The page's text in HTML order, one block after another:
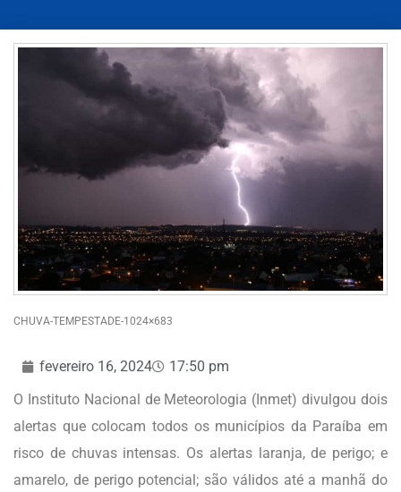
CHUVA-TEMPESTADE-1024×683
fevereiro 16, 2024
17:50 pm
O Instituto Nacional de Meteorologia (Inmet) divulgou dois
alertas que colocam todos os municípios da Paraíba em
risco de chuvas intensas. Os alertas laranja, de perigo; e
amarelo, de perigo potencial; são válidos até a manhã do